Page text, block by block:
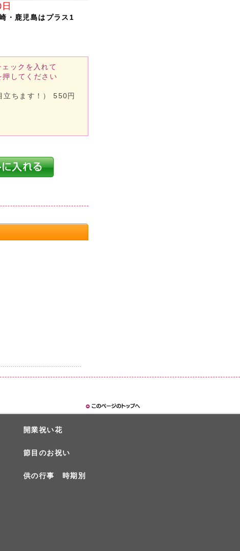
・鹿児島はプラス1
ェックを入れて
押してください
立ちます！） 550円
開業祝い花
節目のお祝い
供の行事 時期別